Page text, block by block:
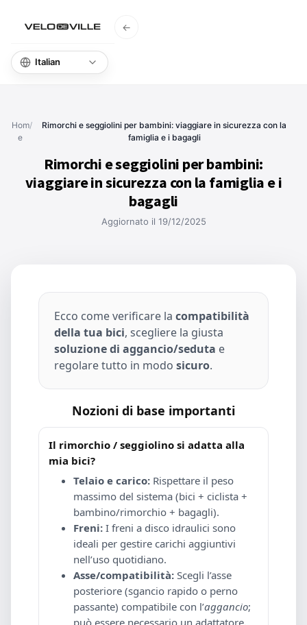
←
Hom
e
/
Rimorchi e seggiolini per bambini: viaggiare in sicurezza con la
famiglia e i bagagli
Rimorchi e seggiolini per bambini:
viaggiare in sicurezza con la famiglia e i
bagagli
Aggiornato il 19/12/2025
Ecco come verificare la compatibilità
della tua bici, scegliere la giusta
soluzione di aggancio/seduta e
regolare tutto in modo sicuro.
Nozioni di base importanti
Il rimorchio / seggiolino si adatta alla
mia bici?
Telaio e carico: Rispettare il peso
massimo del sistema (bici + ciclista +
bambino/rimorchio + bagagli).
Freni: I freni a disco idraulici sono
ideali per gestire carichi aggiuntivi
nell’uso quotidiano.
Asse/compatibilità: Scegli l’asse
posteriore (sgancio rapido o perno
passante) compatibile con l’aggancio;
può essere necessario un adattatore.